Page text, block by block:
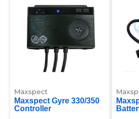
Maxspect Gyre 330/350
Controller
Maxspect